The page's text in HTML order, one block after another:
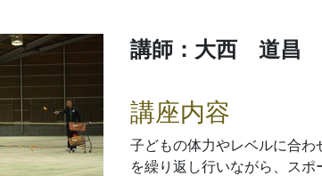
講師：大西 道昌
講座内容
子どもの体力やレベルに合
を繰り返し行いながら、ス